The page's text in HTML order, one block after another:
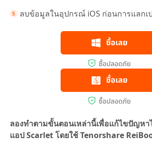
ลบข้อมูลในอุปกรณ์ iOS ก่อนการแลกเ
ลองทำตามขั้นตอนเหล่านี้เพื่อแก้ไขปัญหา
แอป Scarlet โดยใช้ Tenorshare